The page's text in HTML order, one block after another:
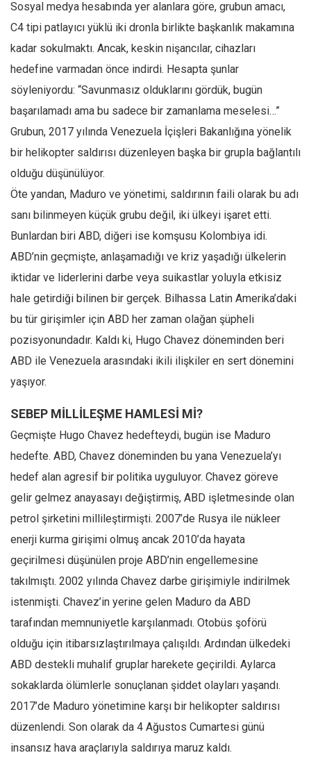
Sosyal medya hesabında yer alanlara göre, grubun amacı,
C4 tipi patlayıcı yüklü iki dronla birlikte başkanlık makamına
kadar sokulmaktı. Ancak, keskin nişancılar, cihazları
hedefine varmadan önce indirdi. Hesapta şunlar
söyleniyordu: “Savunmasız olduklarını gördük, bugün
başarılamadı ama bu sadece bir zamanlama meselesi…”
Grubun, 2017 yılında Venezuela İçişleri Bakanlığına yönelik
bir helikopter saldırısı düzenleyen başka bir grupla bağlantılı
olduğu düşünülüyor.
Öte yandan, Maduro ve yönetimi, saldırının faili olarak bu adı
sanı bilinmeyen küçük grubu değil, iki ülkeyi işaret etti.
Bunlardan biri ABD, diğeri ise komşusu Kolombiya idi.
ABD’nin geçmişte, anlaşamadığı ve kriz yaşadığı ülkelerin
iktidar ve liderlerini darbe veya suikastlar yoluyla etkisiz
hale getirdiği bilinen bir gerçek. Bilhassa Latin Amerika’daki
bu tür girişimler için ABD her zaman olağan şüpheli
pozisyonundadır. Kaldı ki, Hugo Chavez döneminden beri
ABD ile Venezuela arasındaki ikili ilişkiler en sert dönemini
yaşıyor.
SEBEP MİLLİLEŞME HAMLESİ Mİ?
Geçmişte Hugo Chavez hedefteydi, bugün ise Maduro
hedefte. ABD, Chavez döneminden bu yana Venezuela’yı
hedef alan agresif bir politika uyguluyor. Chavez göreve
gelir gelmez anayasayı değiştirmiş, ABD işletmesinde olan
petrol şirketini millileştirmişti. 2007’de Rusya ile nükleer
enerji kurma girişimi olmuş ancak 2010’da hayata
geçirilmesi düşünülen proje ABD’nin engellemesine
takılmıştı. 2002 yılında Chavez darbe girişimiyle indirilmek
istenmişti. Chavez’in yerine gelen Maduro da ABD
tarafından memnuniyetle karşılanmadı. Otobüs şoförü
olduğu için itibarsızlaştırılmaya çalışıldı. Ardından ülkedeki
ABD destekli muhalif gruplar harekete geçirildi. Aylarca
sokaklarda ölümlerle sonuçlanan şiddet olayları yaşandı.
2017’de Maduro yönetimine karşı bir helikopter saldırısı
düzenlendi. Son olarak da 4 Ağustos Cumartesi günü
insansız hava araçlarıyla saldırıya maruz kaldı.